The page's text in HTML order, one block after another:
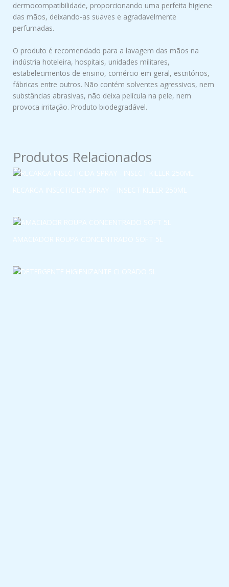
dermocompatibilidade, proporcionando uma perfeita higiene
das mãos, deixando-as suaves e agradavelmente
perfumadas.
O produto é recomendado para a lavagem das mãos na
indústria hoteleira, hospitais, unidades militares,
estabelecimentos de ensino, comércio em geral, escritórios,
fábricas entre outros. Não contém solventes agressivos, nem
substâncias abrasivas, não deixa película na pele, nem
provoca irritação. Produto biodegradável.
Produtos Relacionados
RECARGA INSECTICIDA SPRAY – INSECT KILLER 250ML
AMACIADOR ROUPA CONCENTRADO SOFT 5L